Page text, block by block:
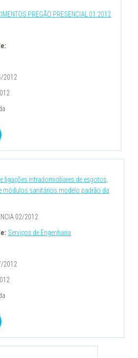
PREGÃO PRESENCIAL 01.2012
2012
ligações intradomiciliares de esgotos,
módulos sanitários modelo padrão da
02/2012
Serviços de Engenharia
2012